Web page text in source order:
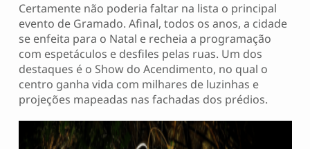
Certamente não poderia faltar na lista o principal
evento de Gramado. Afinal, todos os anos, a cidade
se enfeita para o Natal e recheia a programação
com espetáculos e desfiles pelas ruas. Um dos
destaques é o Show do Acendimento, no qual o
centro ganha vida com milhares de luzinhas e
projeções mapeadas nas fachadas dos prédios.